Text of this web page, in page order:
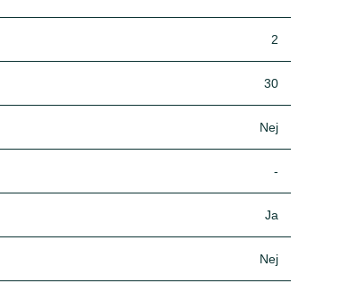
2
30
Nej
-
Ja
Nej